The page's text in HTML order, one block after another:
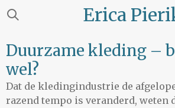
Ga
de
hoofdinhoud
Erica
Duurzame kleding –
wel?
Dat de kledingindustrie de
razend tempo is veranderd, weten